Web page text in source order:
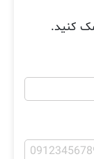
کنید.